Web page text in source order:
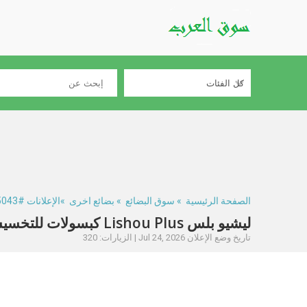
الصفحة الرئيسية » سوق البضائع » بضائع اخرى »الإعلانات #305043
ليشيو بلس Lishou Plus كبسولات للتخسيس
تاريخ وضع الإعلان Jul 24, 2026 | الزيارات: 320